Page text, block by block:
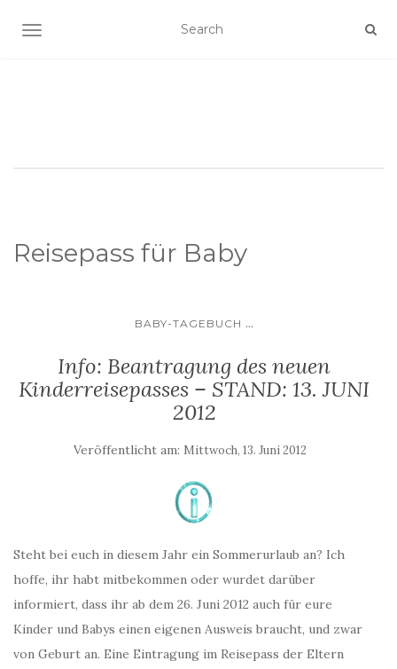
SCHALTE NAVIGATION
Reisepass für Baby
BABY-TAGEBUCH ...
Info: Beantragung des neuen
Kinderreisepasses – STAND: 13. JUNI
2012
Veröffentlicht am: Mittwoch, 13. Juni 2012
Steht bei euch in diesem Jahr ein Sommerurlaub an? Ich
hoffe, ihr habt mitbekommen oder wurdet darüber
informiert, dass ihr ab dem 26. Juni 2012 auch für eure
Kinder und Babys einen eigenen Ausweis braucht, und zwar
von Geburt an. Eine Eintragung im Reisepass der Eltern